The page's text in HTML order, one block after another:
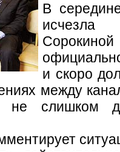
В
и скоро
между
не слишком